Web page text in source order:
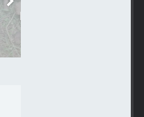
БЕЛГОРОДОМ ТАЙНИК